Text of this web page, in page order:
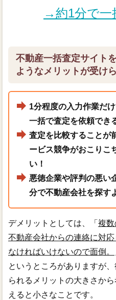
→約1分で一
不動産一括査定サイト
ようなメリットが受けら
1分程度の入力作業だ
一括で査定を依頼でき
査定を比較することが
ービス競争がおこりこ
い！
悪徳企業や評判の悪い
分で不動産会社を探す
デメリットとしては、「 複数
不動産会社からの連絡に対応
なければいけないので面倒。
というところがありますが、
られるメリットの大きさから
えると小さなことです。